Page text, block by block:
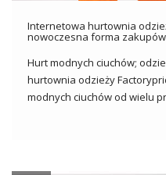
Internetowa hurtownia
nowoczesna forma zakupów
Hurt modnych ciuchów;
hurtownia odzieży
modnych ciuchów od wielu